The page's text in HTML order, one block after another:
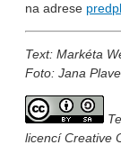
na adrese
Text: Markéta
Foto: Jana
licencí Creative